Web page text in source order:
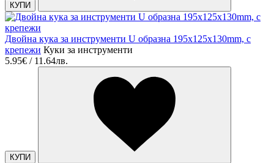
КУПИ
Двойна кука за инструменти U образнa 195x125x130mm, с
крепежи Куки за инструменти
5.95€ / 11.64лв.
КУПИ